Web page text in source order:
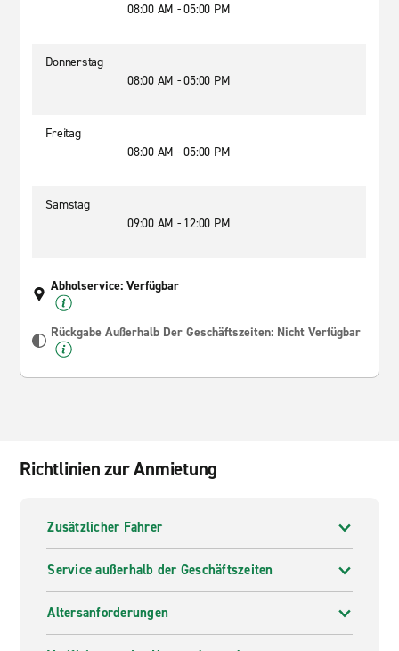
08:00 AM - 05:00 PM
Donnerstag
08:00 AM - 05:00 PM
Freitag
08:00 AM - 05:00 PM
Samstag
09:00 AM - 12:00 PM
Abholservice: Verfügbar
Rückgabe Außerhalb Der Geschäftszeiten: Nicht Verfügbar
Richtlinien zur Anmietung
Zusätzlicher Fahrer
Service außerhalb der Geschäftszeiten
Altersanforderungen